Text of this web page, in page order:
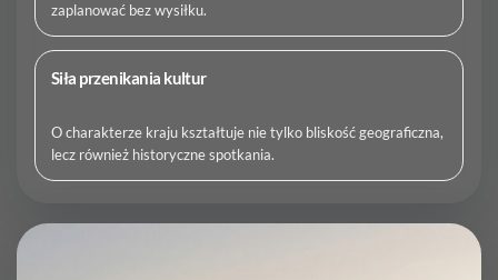
zaplanować bez wysiłku.
Siła przenikania kultur
O charakterze kraju kształtuje nie tylko bliskość geograficzna,
lecz również historyczne spotkania.